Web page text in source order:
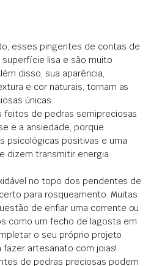
esses pingentes de contas de
lisa e são muito
disso, sua aparência,
e cor naturais, tornam as
únicas.
feitos de pedras semipreciosas
e a ansiedade, porque
psicológicas positivas e uma
dizem transmitir energia
no topo dos pendentes de
para rosqueamento. Muitas
de enfiar uma corrente ou
como um fecho de lagosta em
o seu próprio projeto
artesanato com joias!
de pedras preciosas podem